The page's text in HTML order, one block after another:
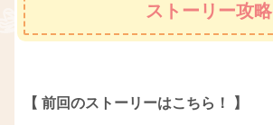
ストーリー攻略
【 前回のストーリーはこちら！ 】